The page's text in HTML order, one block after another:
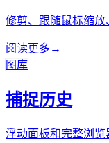
修剪、跟随鼠标缩放
阅读更多 →
图库
捕捉历史
浮动面板和完整浏